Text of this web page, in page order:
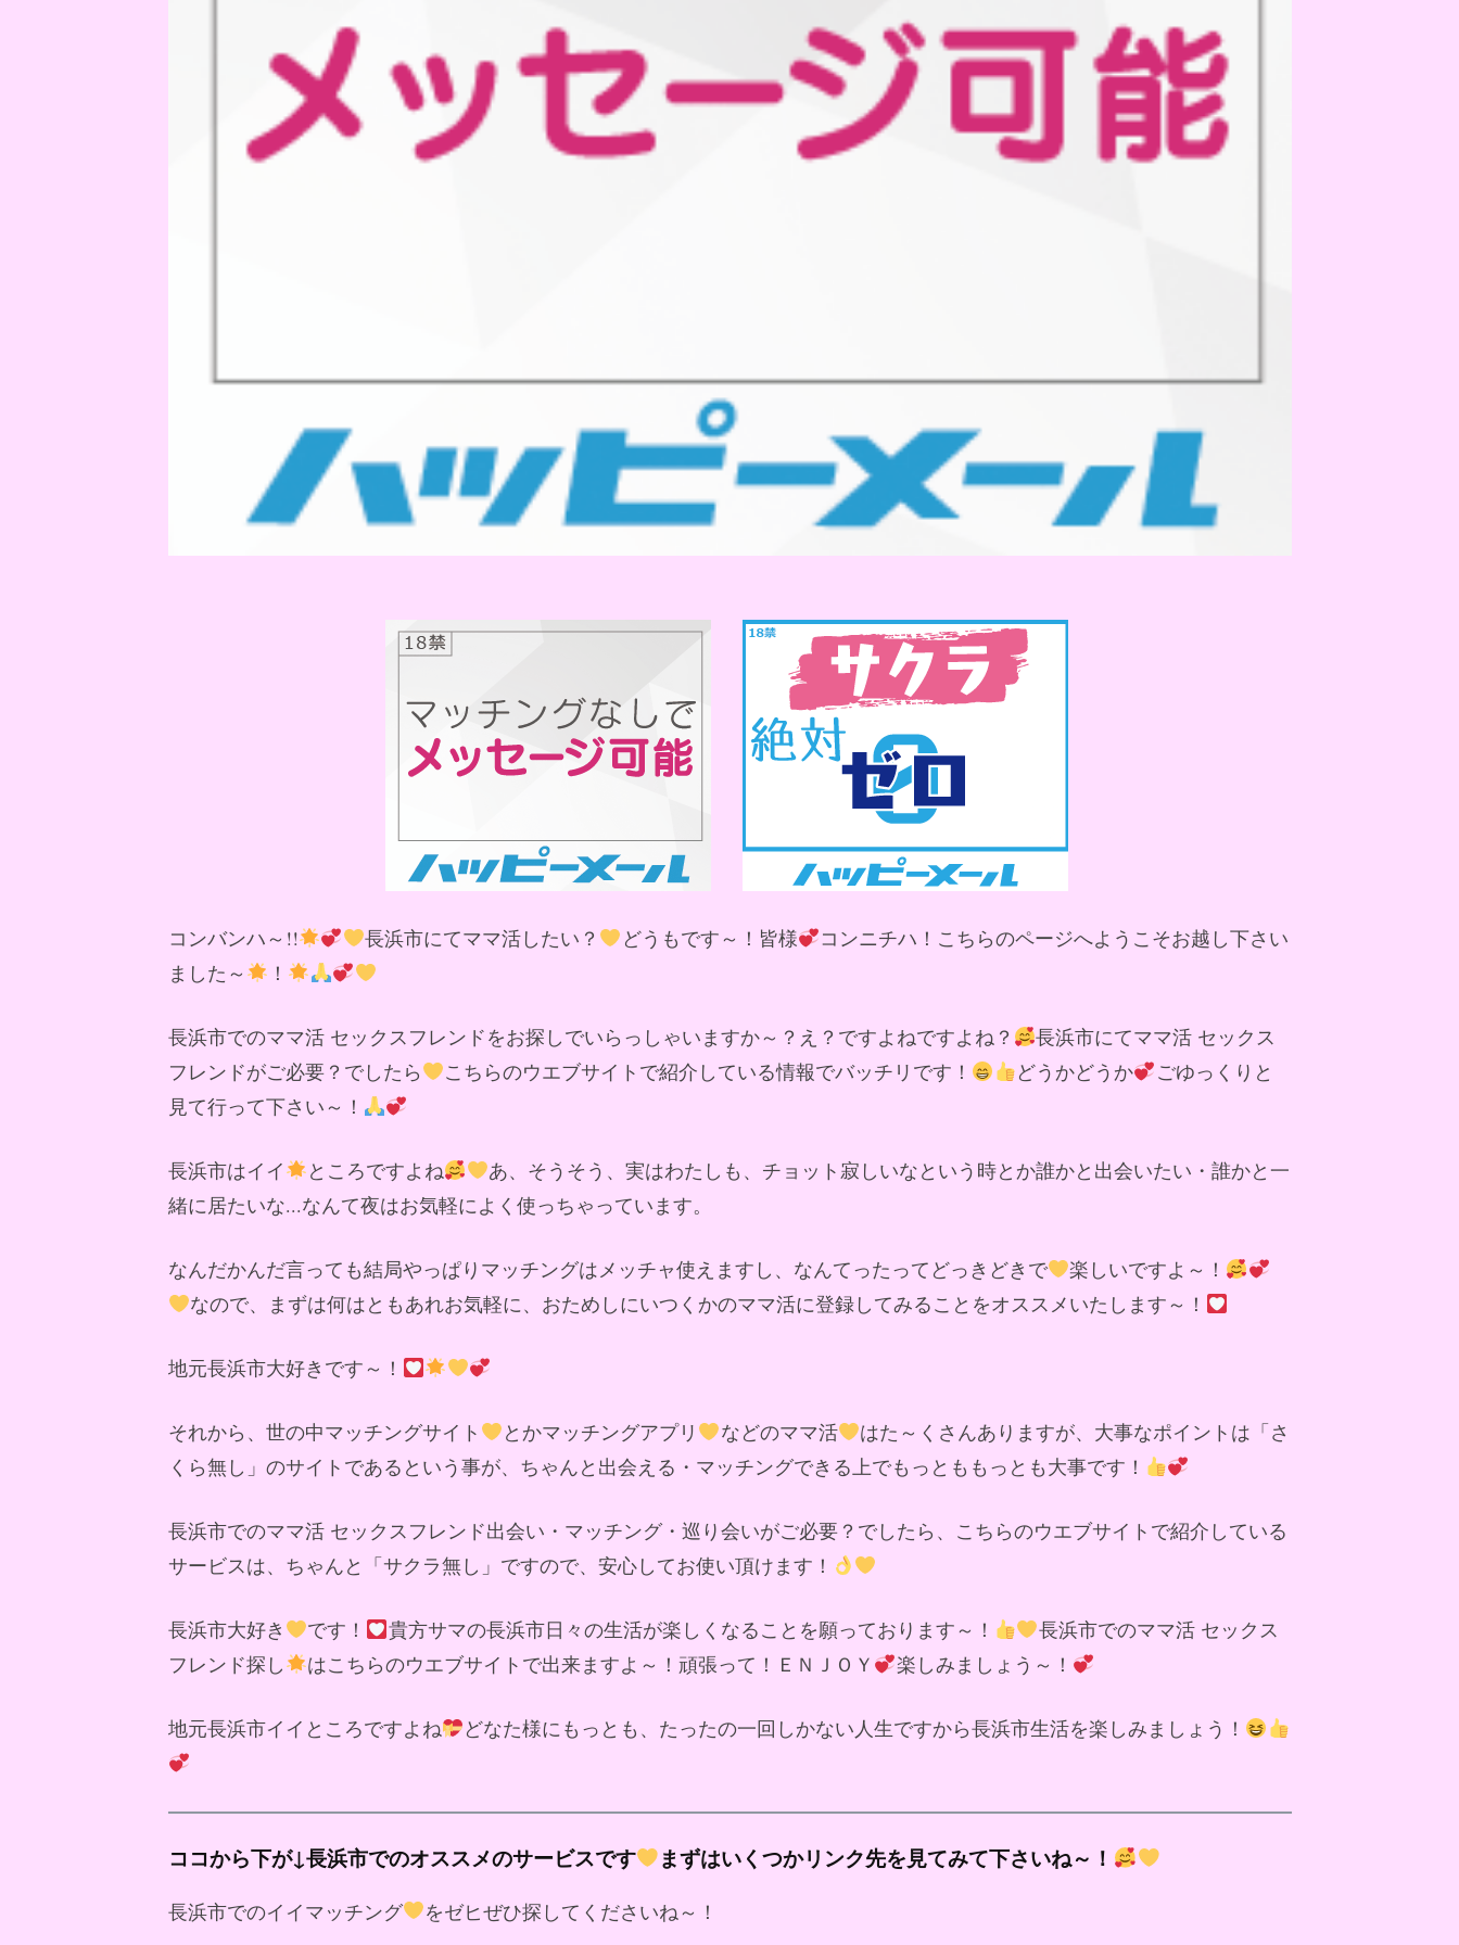
コンバンハ～!! 長浜市にてママ活したい？ どうもです～！皆様
コンニチハ！こちらのページへようこそお越し下さい
ました～
！
長浜市でのママ活 セックスフレンドをお探しでいらっしゃいますか～？え？ですよねですよね？
長浜市にてママ活 セックス
フレンドがご必要？でしたら
こちらのウエブサイトで紹介している情報でバッチリです！ どうかどうか
ごゆっくりと
見て行って下さい～！
長浜市はイイ ところですよね
あ、そうそう、実はわたしも、チョット寂しいなという時とか誰かと出会いたい・誰かと一
緒に居たいな...なんて夜はお気軽によく使っちゃっています。
なんだかんだ言っても結局やっぱりマッチングはメッチャ使えますし、なんてったってどっきどきで
楽しいですよ～！
なので、まずは何はともあれお気軽に、おためしにいつくかのママ活に登録してみることをオススメいたします～！
地元長浜市大好きです～！
それから、世の中マッチングサイト とかマッチングアプリ などのママ活
はた～くさんありますが、大事なポイントは「さ
くら無し」のサイトであるという事が、ちゃんと出会える・マッチングできる上でもっとももっとも大事です！
長浜市でのママ活 セックスフレンド出会い・マッチング・巡り会いがご必要？でしたら、こちらのウエブサイトで紹介している
サービスは、ちゃんと「サクラ無し」ですので、安心してお使い頂けます！
長浜市大好き です！ 貴方サマの長浜市日々の生活が楽しくなることを願っております～！
長浜市でのママ活 セックス
フレンド探し
はこちらのウエブサイトで出来ますよ～！頑張って！ＥＮＪＯＹ 楽しみましょう～！
地元長浜市イイところですよね どなた様にもっとも、たったの一回しかない人生ですから長浜市生活を楽しみましょう！
ココから下が↓長浜市でのオススメのサービスです まずはいくつかリンク先を見てみて下さいね～！
長浜市でのイイマッチング をゼヒぜひ探してくださいね～！